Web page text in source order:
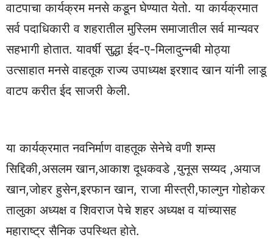
वाटपाचा कार्यक्रम मनसे कडून घेण्यात येतो. या कार्यक्रमात
सर्व पदाधिकारी व शहरातील मुस्लिम समाजातील सर्व मान्यवर
सहभागी होतात. यावर्षी सुद्धा ईद-ए-मिलादुन्नबी मोठ्या
उत्साहात मनसे वाहतूक राज्य उपाध्यक्ष इरशाद खान यांनी लाडू
वाटप करीत ईद साजरी केली.
या कार्यक्रमात नवनिर्माण वाहतूक सेनेचे वणी शम्स
सिद्दिकी,असलम खान,आकाश दूधकवडे ,युनूस सय्यद ,अयाज
खान,जोहर हुसेन,इरफान खान, राजा मीस्त्री,फाल्गुन गोहोकर
तालुका अध्यक्ष व शिवराज पेचे शहर अध्यक्ष व यांच्यासह
महाराष्ट्र सैनिक उपस्थित होते.